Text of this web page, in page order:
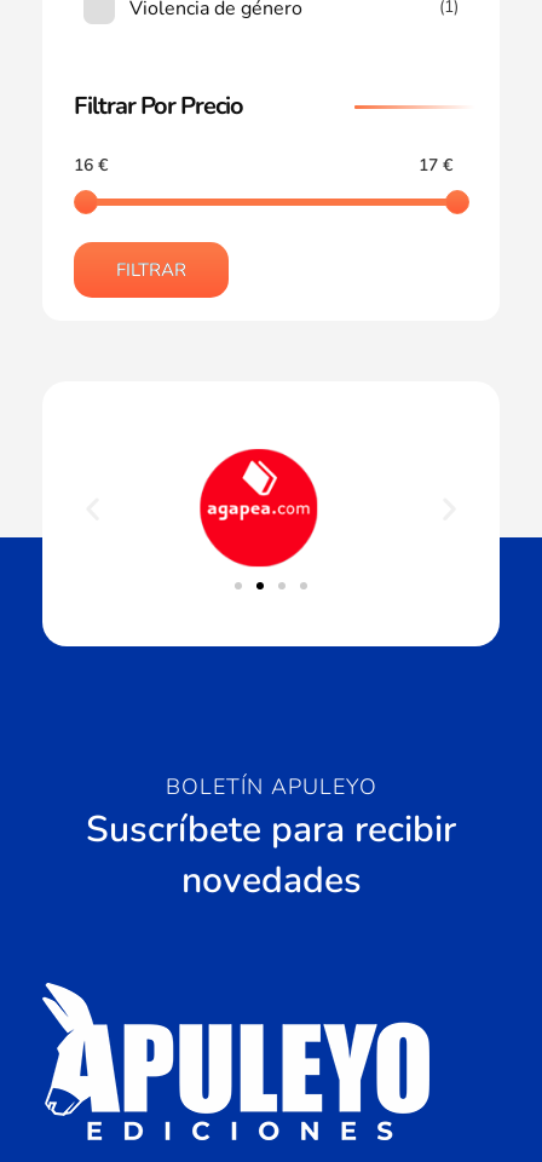
Violencia de género (1)
Filtrar Por Precio
16 € 17 €
FILTRAR
BOLETÍN APULEYO
Suscríbete para recibir
novedades